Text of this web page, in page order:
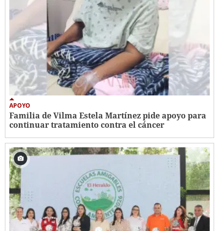
APOYO
Familia de Vilma Estela Martínez pide apoyo para
continuar tratamiento contra el cáncer